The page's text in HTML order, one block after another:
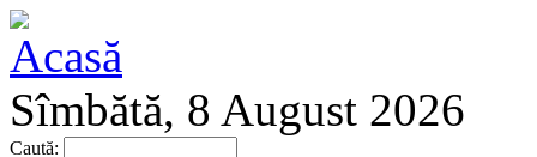
Sîmbătă, 8 August 2026
Caută: